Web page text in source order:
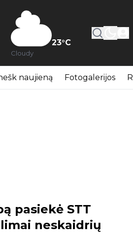
23°C
Cloudy
naujieną Fotogalerijos
pasiekė STT
neskaidrių